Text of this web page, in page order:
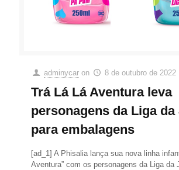
adminycar on 8 de outubro de 2022
Trá Lá Lá Aventura leva
personagens da Liga
para embalagens
[ad_1] A Phisalia lança sua nova linha
Aventura” com os personagens da Liga da